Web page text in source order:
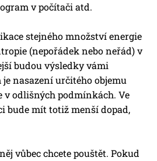
v počítači atd.
stejného množství energie
(nepořádek nebo neřád) v
budou výsledky vámi
nasazení určitého objemu
v odlišných podmínkách. Ve
mít totiž menší dopad,
vůbec chcete pouštět. Pokud